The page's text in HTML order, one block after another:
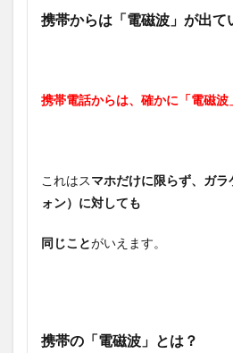
携帯からは「電磁波」が出て
携帯電話からは、確かに「電磁波
これはスマホだけに限らず、ガ
ォン）に対しても
同じことがいえます。
携帯の「電磁波」とは？